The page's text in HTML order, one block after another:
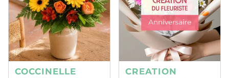
COCCINELLE
CREATION